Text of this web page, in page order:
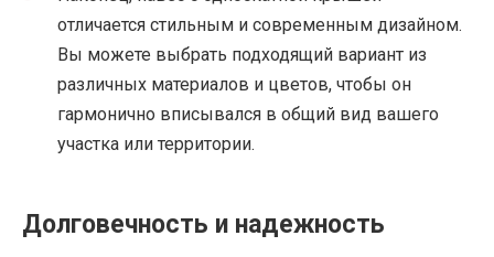
отличается стильным и современным дизайном.
Вы можете выбрать подходящий вариант из
различных материалов и цветов, чтобы он
гармонично вписывался в общий вид вашего
участка или территории.
Долговечность и надежность